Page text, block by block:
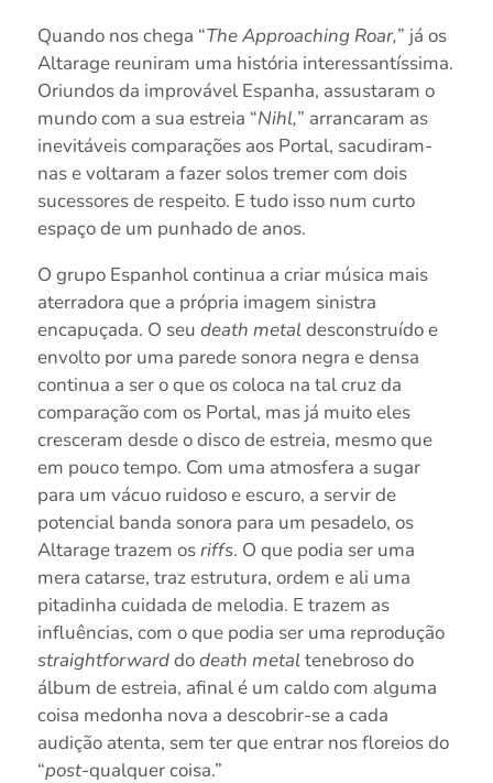
Quando nos chega “The Approaching Roar,” já os
Altarage reuniram uma história interessantíssima.
Oriundos da improvável Espanha, assustaram o
mundo com a sua estreia “Nihl,” arrancaram as
inevitáveis comparações aos Portal, sacudiram-
nas e voltaram a fazer solos tremer com dois
sucessores de respeito. E tudo isso num curto
espaço de um punhado de anos.
O grupo Espanhol continua a criar música mais
aterradora que a própria imagem sinistra
encapuçada. O seu death metaldesconstruído e
envolto por uma parede sonora negra e densa
continua a ser o que os coloca na tal cruz da
comparação com os Portal, mas já muito eles
cresceram desde o disco de estreia, mesmo que
em pouco tempo. Com uma atmosfera a sugar
para um vácuo ruidoso e escuro, a servir de
potencial banda sonora para um pesadelo, os
Altarage trazem osriffs. O que podia ser uma
mera catarse, traz estrutura, ordem e ali uma
pitadinha cuidada de melodia. E trazem as
influências, com o que podia ser uma reprodução
straightforwarddodeath metaltenebroso do
álbum de estreia, afinal é um caldo com alguma
coisa medonha nova a descobrir-se a cada
audição atenta, sem ter que entrar nos floreios do
“post-qualquer coisa.”